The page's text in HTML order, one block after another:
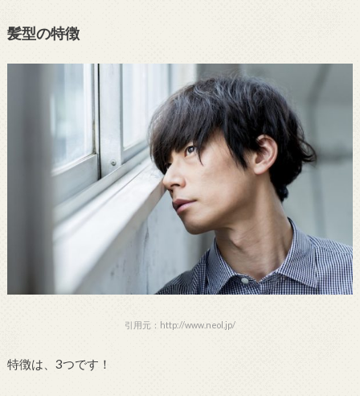
髪型の特徴
引用元：http://www.neol.jp/
特徴は、3つです！